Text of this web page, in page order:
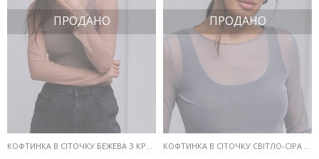
ПРОДАНО ПРОДАНО